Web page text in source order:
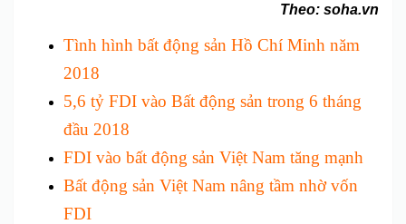
Theo: soha.vn
Tình hình bất động sản Hồ Chí Minh năm
2018
5,6 tỷ FDI vào Bất động sản trong 6 tháng
đầu 2018
FDI vào bất động sản Việt Nam tăng mạnh
Bất động sản Việt Nam nâng tầm nhờ vốn
FDI